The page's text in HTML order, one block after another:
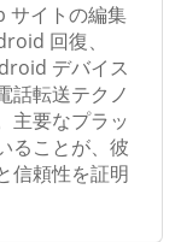
サイトの編集
回復、
デバイス
話転送テクノ
主要なプラッ
ることが、彼
信頼性を証明